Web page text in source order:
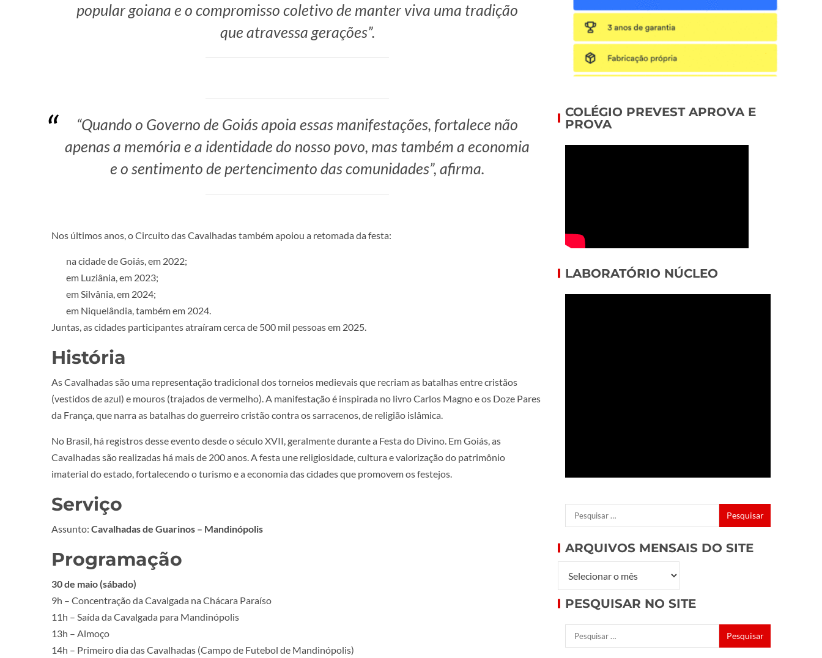
popular goiana e o compromisso coletivo de manter viva uma tradição
que atravessa gerações”.
“Quando o Governo de Goiás apoia essas manifestações, fortalece não
apenas a memória e a identidade do nosso povo, mas também a economia
e o sentimento de pertencimento das comunidades”, afirma.
Nos últimos anos, o Circuito das Cavalhadas também apoiou a retomada da festa:
na cidade de Goiás, em 2022;
em Luziânia, em 2023;
em Silvânia, em 2024;
em Niquelândia, também em 2024.
Juntas, as cidades participantes atraíram cerca de 500 mil pessoas em 2025.
História
As Cavalhadas são uma representação tradicional dos torneios medievais que recriam as batalhas entre cristãos
(vestidos de azul) e mouros (trajados de vermelho). A manifestação é inspirada no livro Carlos Magno e os Doze Pares
da França, que narra as batalhas do guerreiro cristão contra os sarracenos, de religião islâmica.
No Brasil, há registros desse evento desde o século XVII, geralmente durante a Festa do Divino. Em Goiás, as
Cavalhadas são realizadas há mais de 200 anos. A festa une religiosidade, cultura e valorização do patrimônio
imaterial do estado, fortalecendo o turismo e a economia das cidades que promovem os festejos.
Serviço
Assunto: Cavalhadas de Guarinos – Mandinópolis
Programação
30 de maio (sábado)
9h – Concentração da Cavalgada na Chácara Paraíso
11h – Saída da Cavalgada para Mandinópolis
13h – Almoço
14h – Primeiro dia das Cavalhadas (Campo de Futebol de Mandinópolis)
COLÉGIO PREVEST APROVA E
PROVA
LABORATÓRIO NÚCLEO
ARQUIVOS MENSAIS DO SITE
PESQUISAR NO SITE